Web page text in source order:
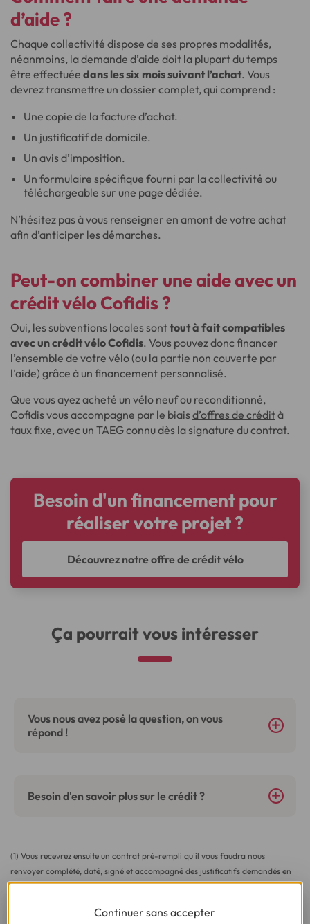
d’aide ?
Chaque collectivité dispose de ses propres modalités,
néanmoins, la demande d’aide doit la plupart du temps
être effectuée dans les six mois suivant l’achat. Vous
devrez transmettre un dossier complet, qui comprend :
Une copie de la facture d’achat.
Un justificatif de domicile.
Un avis d’imposition.
Un formulaire spécifique fourni par la collectivité ou
téléchargeable sur une page dédiée.
N’hésitez pas à vous renseigner en amont de votre achat
afin d’anticiper les démarches.
Peut-on combiner une aide avec un
crédit vélo Cofidis ?
Oui, les subventions locales sonttout à fait compatibles
avec un crédit vélo Cofidis. Vous pouvez donc financer
l’ensemble de votre vélo (ou la partie non couverte par
l’aide) grâce à un financement personnalisé.
Que vous ayez acheté un vélo neuf ou reconditionné,
Cofidis vous accompagne par le biais d’offres de crédità
taux fixe, avec un TAEG connu dès la signature du contrat.
Besoin d'un financement pour
réaliser votre projet ?
Découvrez notre offre de crédit vélo
Ça pourrait vous intéresser
Vous nous avez posé la question, on vous
répond !
Besoin d'en savoir plus sur le crédit ?
(1) Vous recevrez ensuite un contrat pré-rempli qu'il vous faudra nous
renvoyer complété, daté, signé et accompagné des justificatifs demandés en
vue d'une acceptation définitive.
(2) Sous réserve d’acceptation de votre dossier et à l’issue du délai légal de
Continuer sans accepter